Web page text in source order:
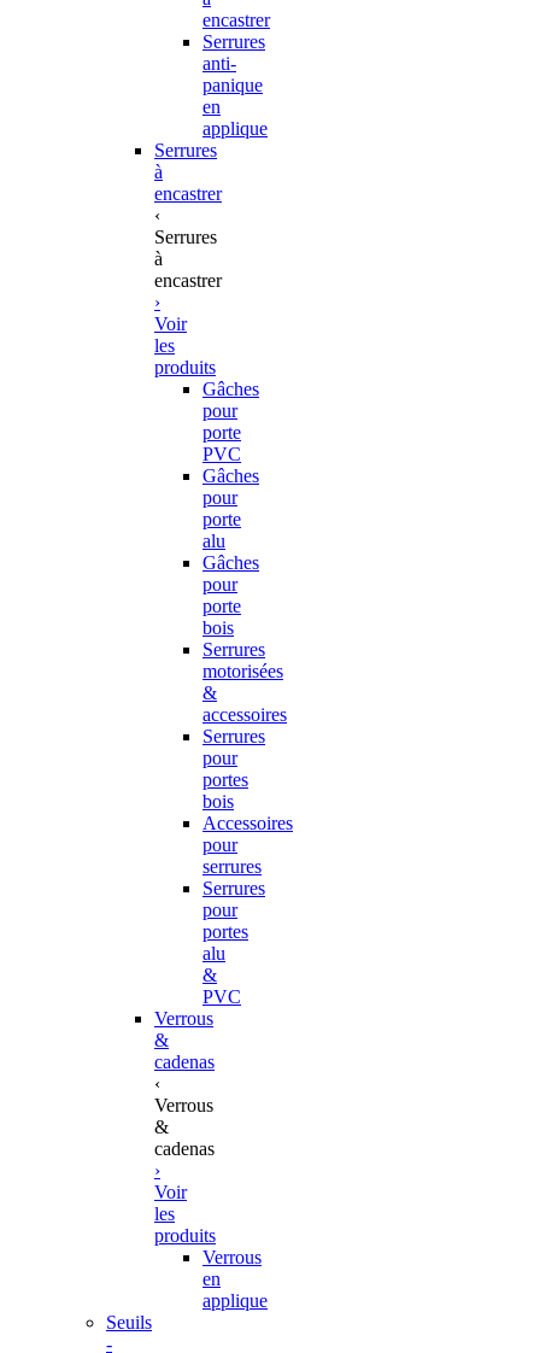
encastrer
Serrures
anti-
panique
en
applique
Serrures
à
encastrer
‹
Serrures
à
encastrer
›
Voir
les
produits
Gâches
pour
porte
PVC
Gâches
pour
porte
alu
Gâches
pour
porte
bois
Serrures
motorisées
&
accessoires
Serrures
pour
portes
bois
Accessoires
pour
serrures
Serrures
pour
portes
alu
&
PVC
Verrous
&
cadenas
‹
Verrous
&
cadenas
›
Voir
les
produits
Verrous
en
applique
Seuils
-